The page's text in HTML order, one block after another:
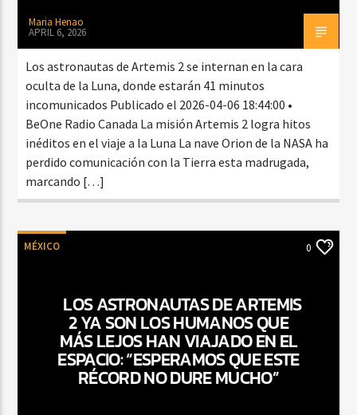
Maria Henao
APRIL 6, 2026
Los astronautas de Artemis 2 se internan en la cara
oculta de la Luna, donde estarán 41 minutos
incomunicados Publicado el 2026-04-06 18:44:00 •
BeOne Radio Canada La misión Artemis 2 logra hitos
inéditos en el viaje a la Luna La nave Orion de la NASA ha
perdido comunicación con la Tierra esta madrugada,
marcando […]
MÉXICO 0
LOS ASTRONAUTAS DE ARTEMIS
2 YA SON LOS HUMANOS QUE
MÁS LEJOS HAN VIAJADO EN EL
ESPACIO: “ESPERAMOS QUE ESTE
RÉCORD NO DURE MUCHO”